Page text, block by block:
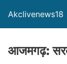
Akclivenews18
आजमगढ़: